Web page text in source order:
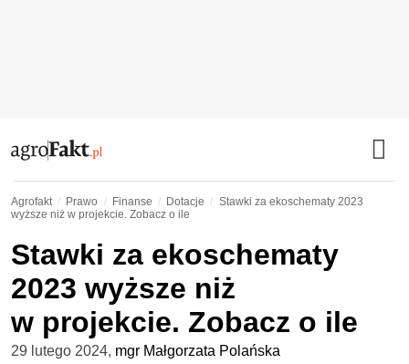
Agrofakt Prawo Finanse Dotacje
Stawki za ekoschematy 2023
wyższe niż w projekcie. Zobacz o ile
Stawki za ekoschematy
2023 wyższe niż
w projekcie. Zobacz o ile
29 lutego 2024, mgr Małgorzata Polańska